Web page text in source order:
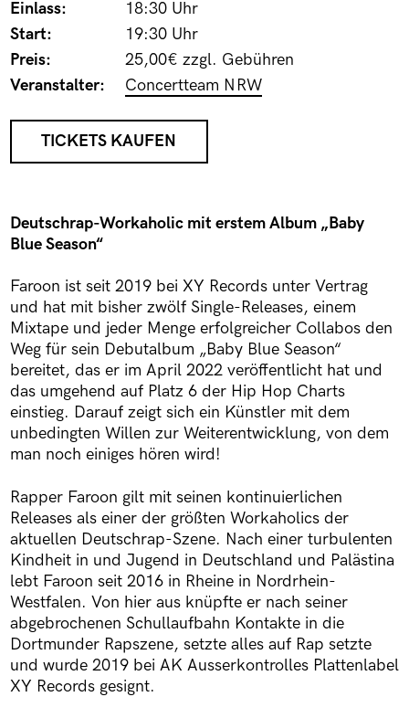
Einlass:
18:30 Uhr
Start:
19:30 Uhr
Preis:
25,00€ zzgl. Gebühren
Veranstalter:
Concertteam NRW
TICKETS KAUFEN
Deutschrap-Workaholic mit erstem Album „Baby
Blue Season“
Faroon ist seit 2019 bei XY Records unter Vertrag
und hat mit bisher zwölf Single-Releases, einem
Mixtape und jeder Menge erfolgreicher Collabos den
Weg für sein Debutalbum „Baby Blue Season“
bereitet, das er im April 2022 veröffentlicht hat und
das umgehend auf Platz 6 der Hip Hop Charts
einstieg. Darauf zeigt sich ein Künstler mit dem
unbedingten Willen zur Weiterentwicklung, von dem
man noch einiges hören wird!
Rapper Faroon gilt mit seinen kontinuierlichen
Releases als einer der größten Workaholics der
aktuellen Deutschrap-Szene. Nach einer turbulenten
Kindheit in und Jugend in Deutschland und Palästina
lebt Faroon seit 2016 in Rheine in Nordrhein-
Westfalen. Von hier aus knüpfte er nach seiner
abgebrochenen Schullaufbahn Kontakte in die
Dortmunder Rapszene, setzte alles auf Rap setzte
und wurde 2019 bei AK Ausserkontrolles Plattenlabel
XY Records gesignt.